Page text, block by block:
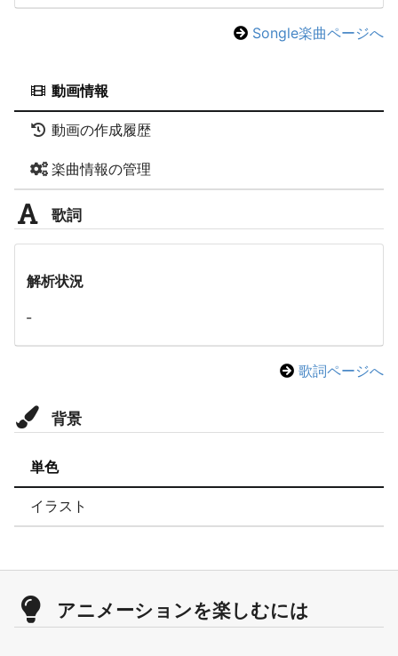
Songle楽曲ページへ
動画情報
動画の作成履歴
楽曲情報の管理
歌詞
解析状況
-
歌詞ページへ
背景
単色
イラスト
アニメーションを楽しむには